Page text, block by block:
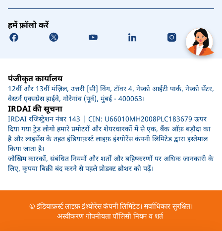
हमें फ़ॉलो करें
पंजीकृत कार्यालय
12वीं और 13वीं मंज़िल, उत्तरी [सी] विंग, टॉवर 4, नेस्को आईटी पार्क, नेस्को सेंटर,
वेस्टर्न एक्सप्रेस हाईवे, गोरेगांव (पूर्व), मुंबई - 400063।
IRDAI की सूचना
IRDAI रजिस्ट्रेशन नंबर 143 | CIN: U66010MH2008PLC183679 ऊपर
दिया गया ट्रेड लोगो हमारे प्रमोटरों और शेयरधारकों में से एक, बैंक ऑफ़ बड़ौदा का
है और लाइसेंस के तहत इंडियाफ़र्स्ट लाइफ़ इंश्योरेंस कंपनी लिमिटेड द्वारा इस्तेमाल
किया जाता है।
जोखिम कारकों, संबंधित नियमों और शर्तों और बहिष्करणों पर अधिक जानकारी के
लिए, कृपया बिक्री बंद करने से पहले प्रोडक्ट ब्रोशर को पढ़ें।
© इंडियाफ़र्स्ट लाइफ़ इंश्योरेंस कंपनी लिमिटेड। सर्वाधिकार सुरक्षित।
अस्वीकरण गोपनीयता पॉलिसी नियम व शर्त